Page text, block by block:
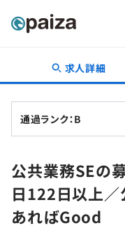
転職・キャリア
転職成功ガイド
転職エージェント
インタビュー
転職成功ガイド
新卒就活
求人検索
本選考
学習
求人詳細
通過ランク：B
公共業務SE
日122日以上
あればGood